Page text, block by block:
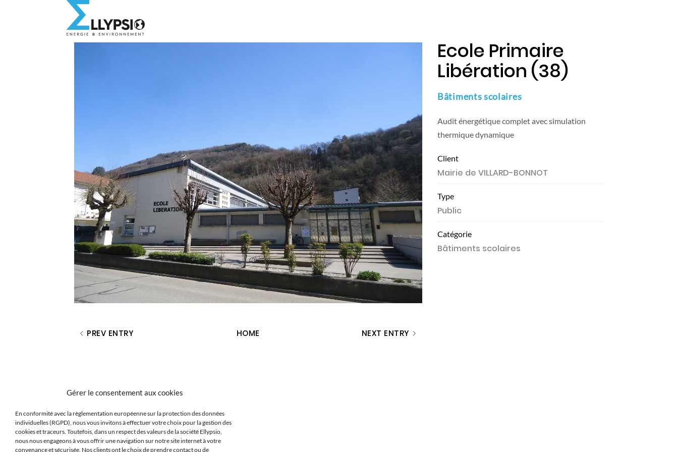
Gérer le consentement aux cookies
En conformité avec la règlementation européenne sur la protection des données
individuelles (RGPD), nous vous invitons à effectuer votre choix pour la gestion des
cookies et traceurs. Toutefois, dans un respect des valeurs de la société Ellypsio,
nous nous engageons à vous offrir une navigation sur notre site internet à votre
convenance et sécurisée. Nos clients ont le choix de prendre contact ou de
Ecole Primaire
Libération (38)
Bâtiments scolaires
Audit énergétique complet avec simulation
thermique dynamique
Client
Mairie de VILLARD-BONNOT
Type
Public
Catégorie
Bâtiments scolaires
PREV ENTRY HOME NEXT ENTRY